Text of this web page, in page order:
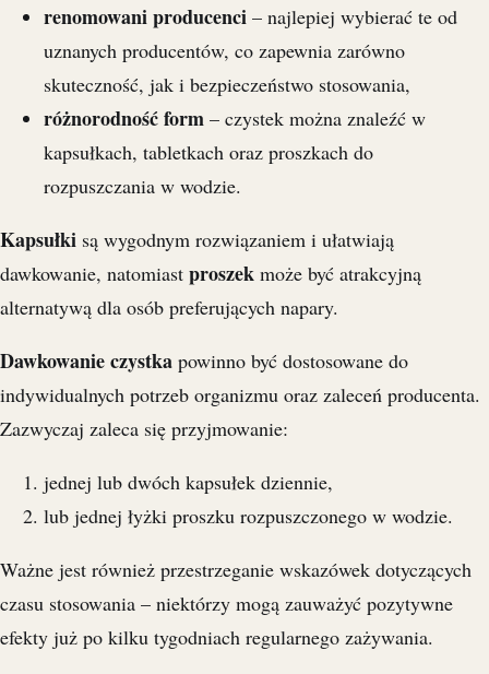
renomowani producenci – najlepiej wybierać te od
uznanych producentów, co zapewnia zarówno
skuteczność, jak i bezpieczeństwo stosowania,
różnorodność form – czystek można znaleźć w
kapsułkach, tabletkach oraz proszkach do
rozpuszczania w wodzie.
Kapsułki są wygodnym rozwiązaniem i ułatwiają
dawkowanie, natomiast proszek może być atrakcyjną
alternatywą dla osób preferujących napary.
Dawkowanie czystka powinno być dostosowane do
indywidualnych potrzeb organizmu oraz zaleceń producenta.
Zazwyczaj zaleca się przyjmowanie:
jednej lub dwóch kapsułek dziennie,
lub jednej łyżki proszku rozpuszczonego w wodzie.
Ważne jest również przestrzeganie wskazówek dotyczących
czasu stosowania – niektórzy mogą zauważyć pozytywne
efekty już po kilku tygodniach regularnego zażywania.